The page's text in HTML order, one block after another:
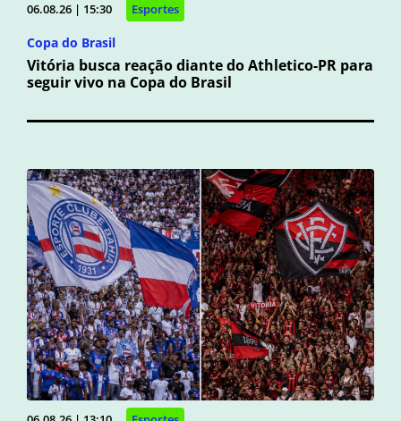
06.08.26 | 15:30 Esportes
Copa do Brasil
Vitória busca reação diante do Athletico-PR para
seguir vivo na Copa do Brasil